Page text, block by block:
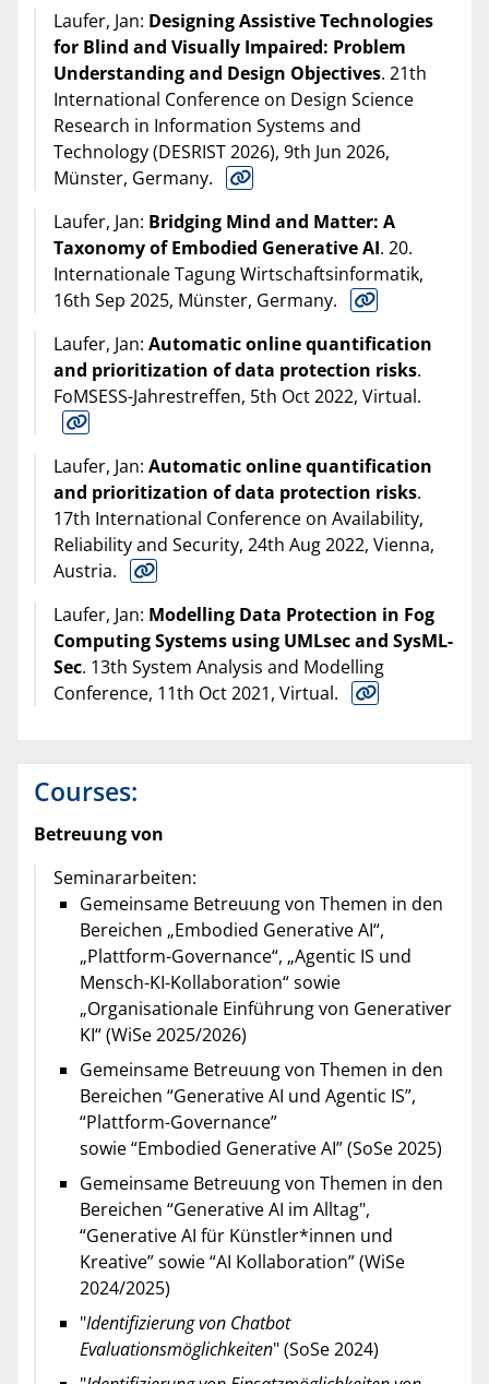
Laufer, Jan: Designing Assistive Technologies
for Blind and Visually Impaired: Problem
Understanding and Design Objectives. 21th
International Conference on Design Science
Research in Information Systems and
Technology (DESRIST 2026), 9th Jun 2026,
Münster, Germany.
Laufer, Jan: Bridging Mind and Matter: A
Taxonomy of Embodied Generative AI. 20.
Internationale Tagung Wirtschaftsinformatik,
16th Sep 2025, Münster, Germany.
Laufer, Jan: Automatic online quantification
and prioritization of data protection risks.
FoMSESS-Jahrestreffen, 5th Oct 2022, Virtual.
Laufer, Jan: Automatic online quantification
and prioritization of data protection risks.
17th International Conference on Availability,
Reliability and Security, 24th Aug 2022, Vienna,
Austria.
Laufer, Jan: Modelling Data Protection in Fog
Computing Systems using UMLsec and SysML-
Sec. 13th System Analysis and Modelling
Conference, 11th Oct 2021, Virtual.
Courses:
Betreuung von
Seminararbeiten:
Gemeinsame Betreuung von Themen in den
Bereichen „Embodied Generative AI“,
„Plattform-Governance“, „Agentic IS und
Mensch-KI-Kollaboration“ sowie
„Organisationale Einführung von Generativer
KI“ (WiSe 2025/2026)
Gemeinsame Betreuung von Themen in den
Bereichen “Generative AI und Agentic IS”,
“Plattform-Governance”
sowie “Embodied Generative AI” (SoSe 2025)
Gemeinsame Betreuung von Themen in den
Bereichen “Generative AI im Alltag",
“Generative AI für Künstler*innen und
Kreative” sowie “AI Kollaboration” (WiSe
2024/2025)
"Identifizierung von Chatbot
Evaluationsmöglichkeiten" (SoSe 2024)